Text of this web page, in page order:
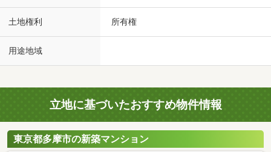
土地権利 所有権
用途地域
立地に基づいたおすすめ物件情報
東京都多摩市の新築マンション